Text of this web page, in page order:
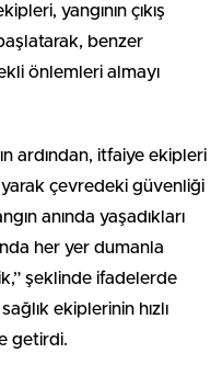
yangının çıkış
benzer
önlemleri almayı
ardından, itfaiye ekipleri
çevredeki güvenliği
anında yaşadıkları
her yer dumanla
şeklinde ifadelerde
ekiplerinin hızlı
getirdi.